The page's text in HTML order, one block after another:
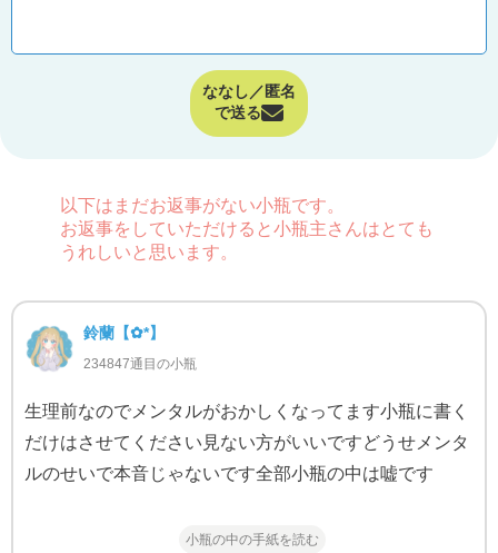
ななし／匿名
で送る
以下はまだお返事がない小瓶です。
お返事をしていただけると小瓶主さんはとても
うれしいと思います。
鈴蘭‬【✿*】
234847通目の小瓶
生理前なのでメンタルがおかしくなってます小瓶に書く
だけはさせてください見ない方がいいですどうせメンタ
ルのせいで本音じゃないです全部小瓶の中は嘘です
小瓶の中の手紙を読む